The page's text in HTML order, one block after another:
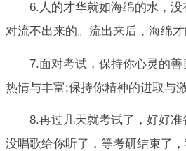
6.人的才华就如海绵的水，
对流不出来的。流出来后，海绵才
7.面对考试，保持你心灵的
热情与丰富;保持你精神的进取与
8.再过几天就考试了，好好
没唱歌给你听了，等考研结束了，